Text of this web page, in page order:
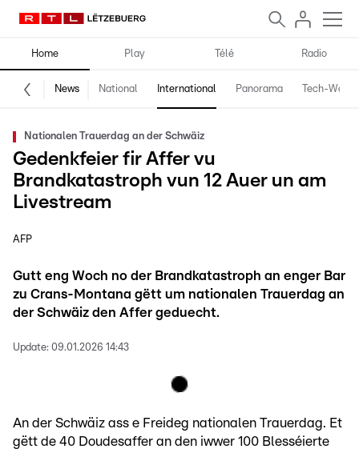
Home Play Télé Radio
News National International Panorama Tech-World
Nationalen Trauerdag an der Schwäiz
Gedenkfeier fir Affer vu
Brandkatastroph vun 12 Auer un am
Livestream
AFP
Gutt eng Woch no der Brandkatastroph an enger Bar
zu Crans-Montana gëtt um nationalen Trauerdag an
der Schwäiz den Affer geduecht.
Update: 09.01.2026 14:43
An der Schwäiz ass e Freideg nationalen Trauerdag. Et
gëtt de 40 Doudesaffer an den iwwer 100 Blesséierte